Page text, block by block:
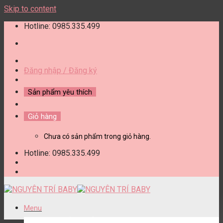
Skip to content
Hotline: 0985.335.499
Đăng nhập / Đăng ký
Sản phẩm yêu thích
Giỏ hàng
Chưa có sản phẩm trong giỏ hàng.
Hotline: 0985.335.499
Menu